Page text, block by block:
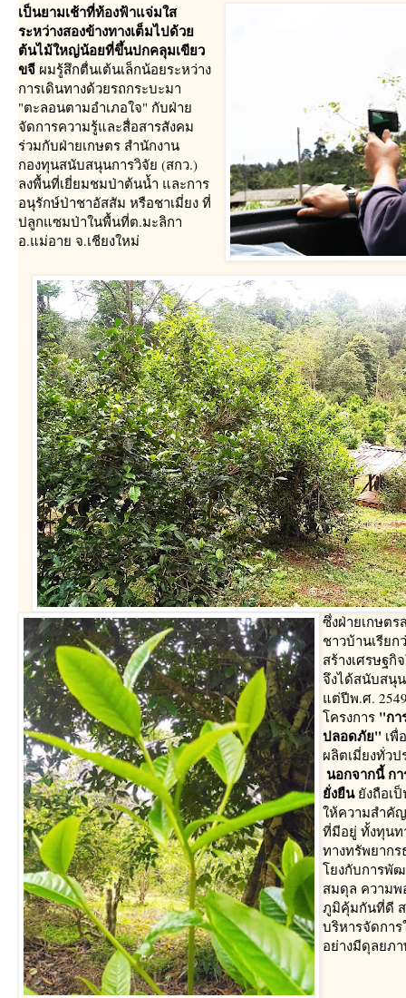
เป็นยามเช้าที่ท้องฟ้าแจ่มใส
ระหว่างสองข้างทางเต็มไปด้ว
ต้นไม้ใหญ่น้อยที่ขึ้นปกคลุมเขียว
ขจี ผมรู้สึกตื่นเต้นเล็กน้อยระหว่าง
การเดินทางด้วยรถกระบะมา
"ตะลอนตามอำเภอใจ" กับฝ่า
จัดการความรู้และสื่อสารสังคม
ร่วมกับฝ่ายเกษตร สำนักงาน
กองทุนสนับสนุนการวิจัย (สกว.)
ลงพื้นที่เยี่ยมชมป่าต้นน้ำ และการ
อนุรักษ์ป่าชาอัสสัม หรือชาเมี่ยง ที่
ปลูกแซมป่าในพื้นที่ต.มะลิกา
อ.แม่อาย จ.เชียงใหม่
ซึ่งฝ่ายเกษตร
ชาวบ้านเรียก
สร้างเศรษฐ
จึงได้สนับสนุ
ต่ปีพ.ศ.
ครงการ "กา
ปลอดภัย" เพื่
ผลิตเมี่ยงทั่ว
นอกจากนี้ ก
ั่งยืนงถือเป็
ห้ความสำคัญ
ที่มีอยู่ ทั้งทุนท
ทางทรัพยาก
งกับการพัฒน
สมดุล ความ
ภูมิคุ้มกันที่ดี ส
บริหารจัดกา
อย่างมีดุลยภ